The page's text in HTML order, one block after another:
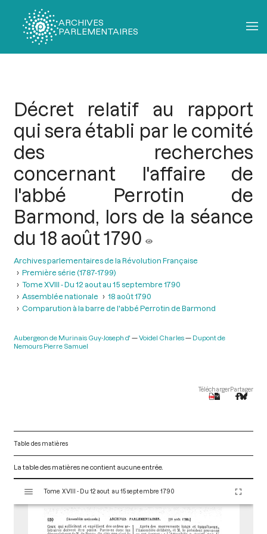
ARCHIVES
PARLEMENTAIRES
Décret relatif au rapport
qui sera établi par le comité
des recherches
concernant l'affaire de
l'abbé Perrotin de
Barmond, lors de la séance
du 18 août 1790
Archives parlementaires de la Révolution Française
Première série (1787-1799)
Tome XVIII - Du 12 aout au 15 septembre 1790
Assemblée nationale
18 août 1790
Comparution à la barre de l'abbé Perrotin de Barmond
Aubergeon de Murinais Guy-Joseph d' Voidel Charles
Dupont de
Nemours Pierre Samuel
TéléchargerPartager
Table des matières
La table des matières ne contient aucune entrée.
s
Tome XVIII - Du 12 aout au 15 septembre 1790